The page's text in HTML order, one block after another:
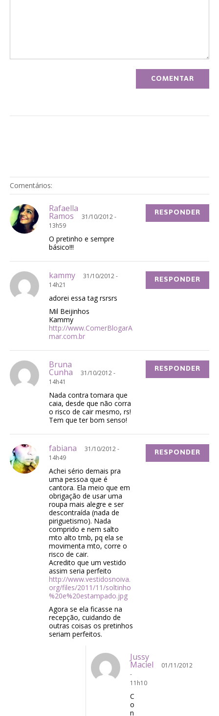
Comentários:
Rafaella
Ramos
31/10/2012 -
13h59
O pretinho e sempre
básico!!!
RESPONDER
kammy
31/10/2012 -
14h21
adorei essa tag rsrsrs
Mil Beijinhos
Kammy
http://www.ComerBlogarA
mar.com.br
RESPONDER
Bruna
Cunha
31/10/2012 -
14h41
Nada contra tomara que
caia, desde que não corra
o risco de cair mesmo, rs!
Tem que ter bom senso!
RESPONDER
fabiana
31/10/2012 -
14h49
Achei sério demais pra
uma pessoa que é
cantora. Ela meio que em
obrigação de usar uma
roupa mais alegre e ser
descontraída (nada de
piriguetismo). Nada
comprido e nem salto
mto alto tmb, pq ela se
movimenta mto, corre o
risco de cair.
Acredito que um vestido
assim seria perfeito
http://www.vestidosnoiva.
org/files/2011/11/soltinho
%20e%20estampado.jpg
Agora se ela ficasse na
recepção, cuidando de
outras coisas os pretinhos
seriam perfeitos.
RESPONDER
Jussy
Maciel
01/11/2012
-
11h10
C
o
n